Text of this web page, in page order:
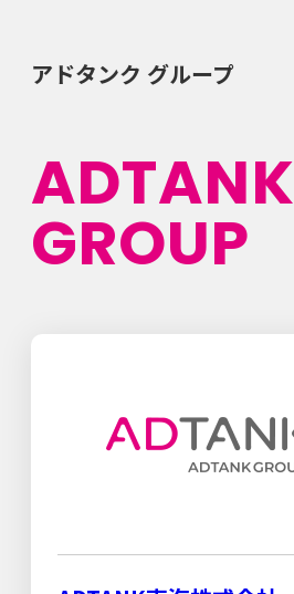
アドタンク グループ
ADTANK
GROUP